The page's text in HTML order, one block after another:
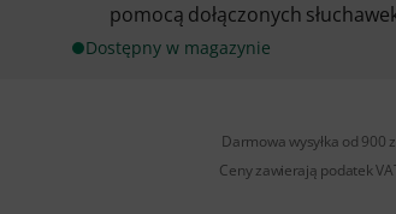
pomocą dołączonych
Dostępny w magazynie
Darmowa wysyłka od 900
Ceny zawierają podatek